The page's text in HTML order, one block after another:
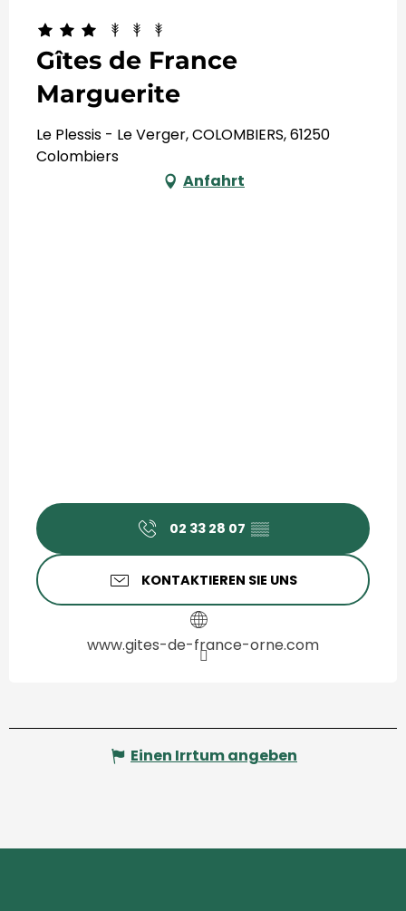
Gîtes de France
Marguerite
Le Plessis - Le Verger, COLOMBIERS, 61250
Colombiers
Anfahrt
02 33 28 07 ▒▒
KONTAKTIEREN SIE UNS
www.gites-de-france-orne.com
Einen Irrtum angeben